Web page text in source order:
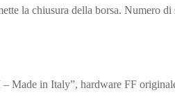
la chiusura della borsa. Numero
Made in Italy”, hardware FF